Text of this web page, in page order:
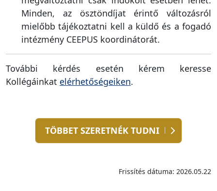
Minden, az ösztöndíjat érintő változásról
mielőbb tájékoztatni kell a küldő és a fogadó
intézmény CEEPUS koordinátorát.
További kérdés esetén kérem keresse
Kollégáinkatelérhetőségeiken
TÖBBET SZERETNÉK TUDNI